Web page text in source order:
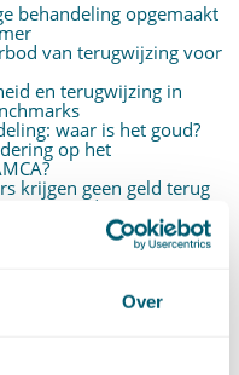
Over
behandeling opgemaakt
van terugwijzing voor
en terugwijzing in
waar is het goud?
op het
krijgen geen geld terug
gewijsde in
een illegale aanbieder